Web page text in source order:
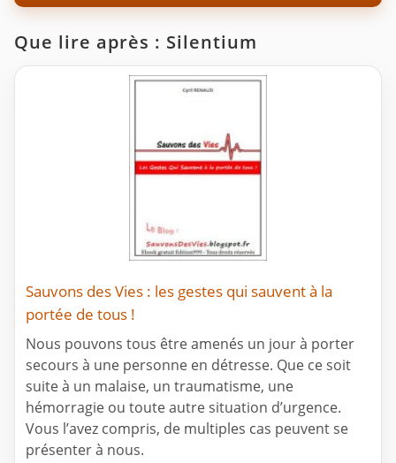
Que lire après : Silentium
Sauvons des Vies : les gestes qui sauvent à la
portée de tous !
Nous pouvons tous être amenés un jour à porter
secours à une personne en détresse. Que ce soit
suite à un malaise, un traumatisme, une
hémorragie ou toute autre situation d’urgence.
Vous l’avez compris, de multiples cas peuvent se
présenter à nous.